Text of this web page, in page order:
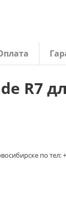
R7
по тел: